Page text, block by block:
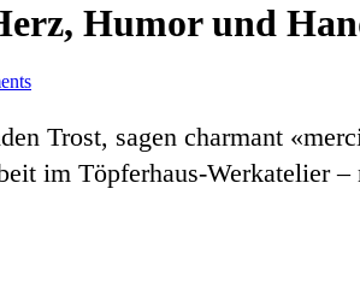
Humor und
Trost, sagen charmant
im Töpferhaus-Werkatelier